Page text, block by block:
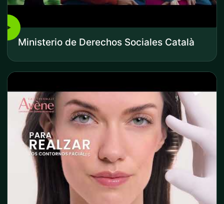
▶
Ministerio de Derechos Sociales Català